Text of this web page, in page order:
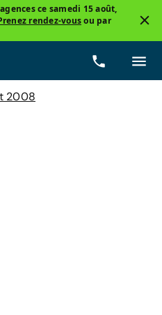
ce samedi 15 août,
rendez-vousou par
2008